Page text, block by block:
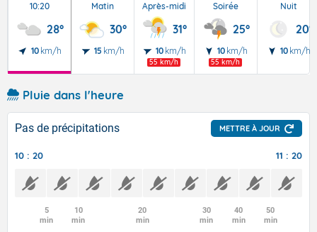
10:20
28°
10 km/h
Matin
30°
15 km/h
Après-midi
31°
10 km/h
55 km/h
Soirée
25°
10 km/h
55 km/h
Nuit
20°
10 km/h
Pluie dans l'heure
Pas de précipitations METTRE À JOUR
10 : 20 11 : 20
5
min
10
min
20
min
30
min
40
min
50
min